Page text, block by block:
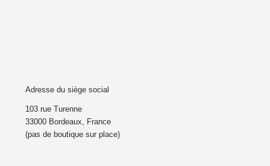
Adresse du siège social
103 rue Turenne
33000 Bordeaux, France
(pas de boutique sur place)